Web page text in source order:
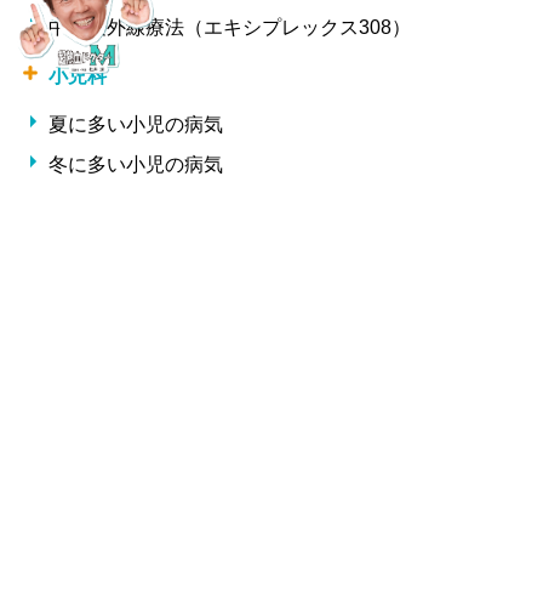
中波紫外線療法（エキシプレックス308）
小児科
夏に多い小児の病気
冬に多い小児の病気